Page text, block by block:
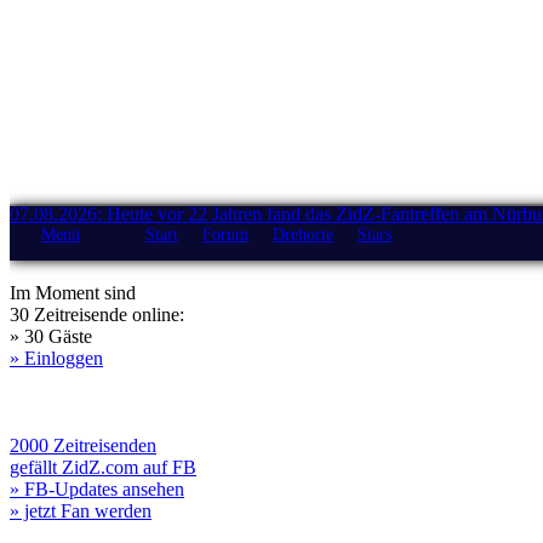
07.08.2026: Heute vor 22 Jahren fand das ZidZ-Fantreffen am
Menü Start Forum Drehorte Stars
Im Moment sind
30 Zeitreisende online:
» 30 Gäste
» Einloggen
2000 Zeitreisenden
gefällt ZidZ.com auf FB
» FB-Updates ansehen
» jetzt Fan werden